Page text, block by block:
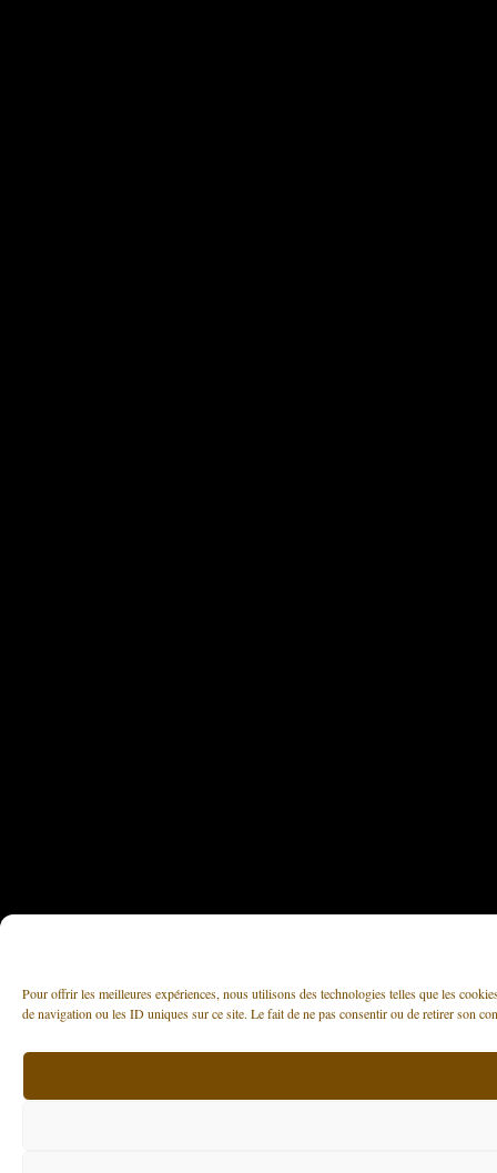
Pour offrir les meilleures expériences, nous utilisons des technologies telles que les
de navigation ou les ID uniques sur ce site. Le fait de ne pas consentir ou de retirer son